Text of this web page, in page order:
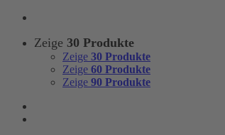
Zeige 30 Produkte
Zeige 30 Produkte
Zeige 60 Produkte
Zeige 90 Produkte